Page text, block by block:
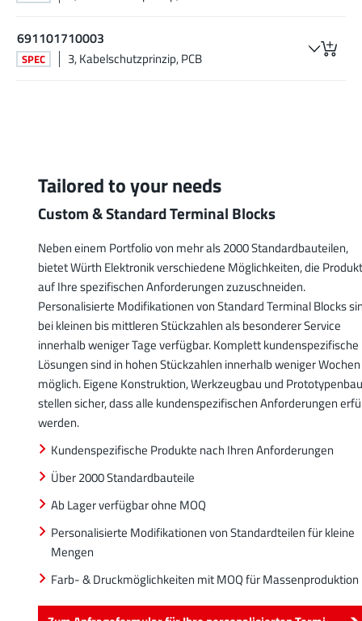
691101710003
SPEC 3, Kabelschutzprinzip, PCB
Tailored to your needs
Custom & Standard Terminal Blocks
Neben einem Portfolio von mehr als 2000 Standardbauteilen,
bietet Würth Elektronik verschiedene Möglichkeiten, die
auf Ihre spezifischen Anforderungen zuzuschneiden.
Personalisierte Modifikationen von Standard Terminal Blocks
bei kleinen bis mittleren Stückzahlen als besonderer Service
innerhalb weniger Tage verfügbar. Komplett kundenspezifische
Lösungen sind in hohen Stückzahlen innerhalb weniger Wochen
möglich. Eigene Konstruktion, Werkzeugbau und Prototypenbau
stellen sicher, dass alle kundenspezifischen Anforderungen
werden.
Kundenspezifische Produkte nach Ihren Anforderungen
Über 2000 Standardbauteile
Ab Lager verfügbar ohne MOQ
Personalisierte Modifikationen von Standardteilen für kleine
Mengen
Farb- & Druckmöglichkeiten mit MOQ für Massenproduktion